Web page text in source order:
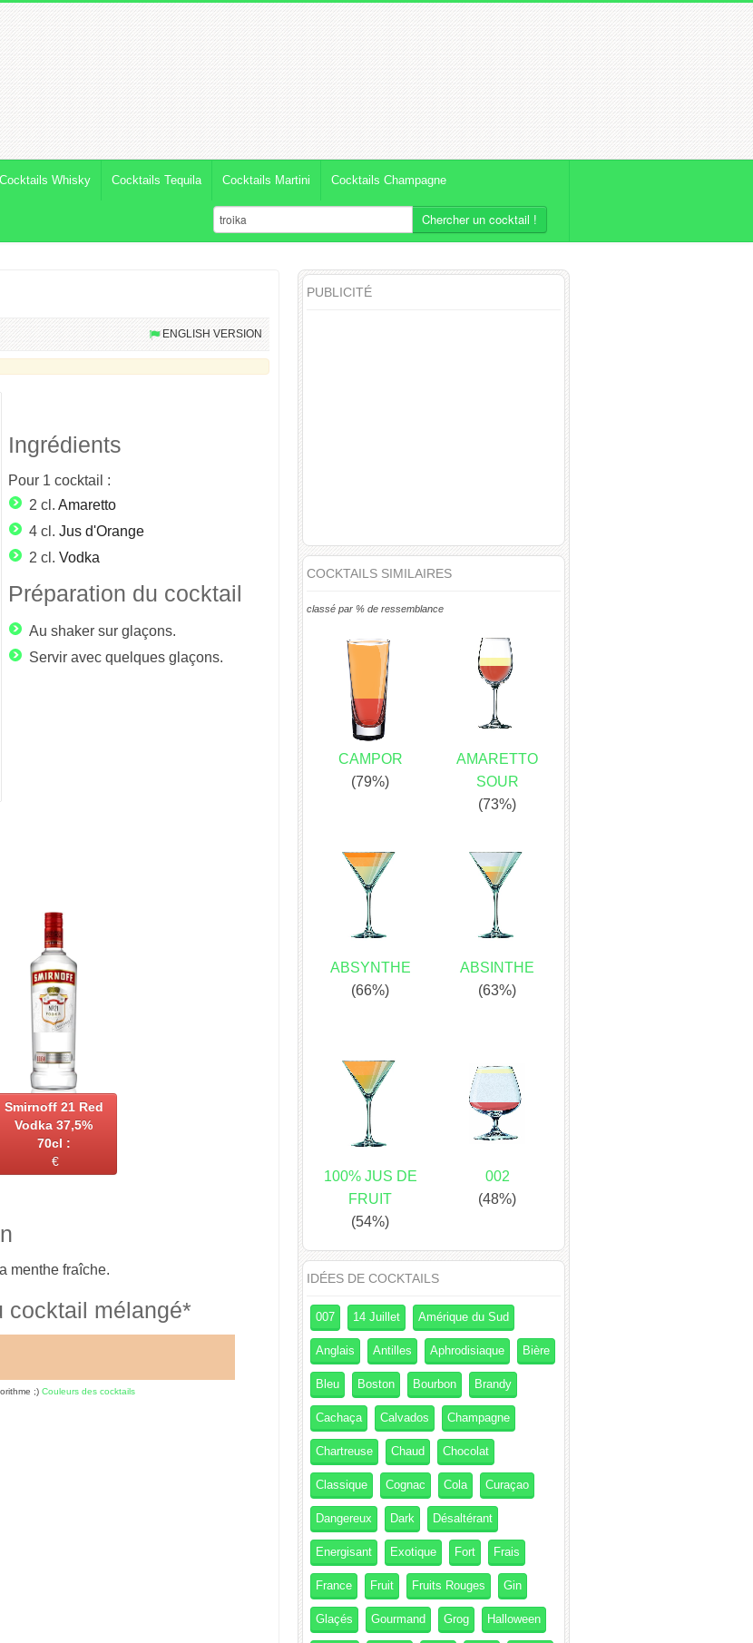
Cocktails Whisky Cocktails Tequila Cocktails Martini Cocktails Champagne
Chercher un cocktail !
ENGLISH VERSION
Ingrédients
Pour 1 cocktail :
2 cl. Amaretto
4 cl. Jus d'Orange
2 cl. Vodka
Préparation du cocktail
Au shaker sur glaçons.
Servir avec quelques glaçons.
Smirnoff 21 Red
Vodka 37,5%
70cl :
€
menthe fraîche.
cocktail mélangé*
;) Couleurs des cocktails
PUBLICITÉ
COCKTAILS SIMILAIRES
classé par % de ressemblance
CAMPOR
(79%)
AMARETTO
SOUR
(73%)
ABSYNTHE
(66%)
ABSINTHE
(63%)
100% JUS DE
FRUIT
(54%)
002
(48%)
IDÉES DE COCKTAILS
007 14 Juillet Amérique du Sud
Anglais Antilles Aphrodisiaque Bière
Bleu Boston Bourbon Brandy
Cachaça Calvados Champagne
Chartreuse Chaud Chocolat
Classique Cognac Cola Curaçao
Dangereux Dark Désaltérant
Energisant Exotique Fort Frais
France Fruit Fruits Rouges Gin
Glaçés Gourmand Grog Halloween